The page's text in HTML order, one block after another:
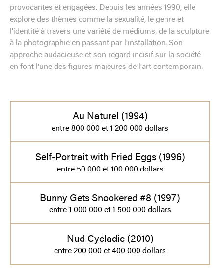
provocantes et engagées. Depuis les années 1990, elle
explore des thèmes comme la sexualité, le genre et
l'identité à travers une variété de médiums, de la sculpture
à la photographie en passant par l'installation. Son
approche audacieuse et son regard incisif sur la société
en font l'une des figures majeures de l'art contemporain.
Au Naturel (1994)
entre 800 000 et 1 200 000 dollars
Self-Portrait with Fried Eggs (1996)
entre 50 000 et 100 000 dollars
Bunny Gets Snookered #8 (1997)
entre 1 000 000 et 1 500 000 dollars
Nud Cycladic (2010)
entre 200 000 et 400 000 dollars